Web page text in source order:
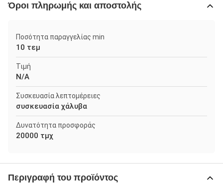
Όροι πληρωμής και αποστολής
Ποσότητα παραγγελίας min
10 τεμ
Τιμή
N/A
Συσκευασία λεπτομέρειες
συσκευασία χάλυβα
Δυνατότητα προσφοράς
20000 τμχ
Περιγραφή του προϊόντος